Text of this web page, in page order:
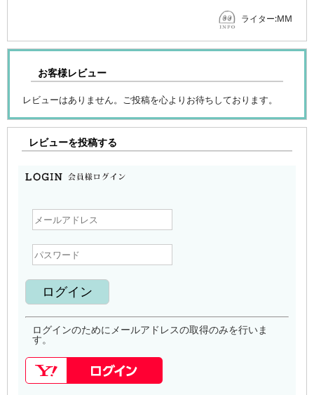
ライター:MM
お客様レビュー
レビューはありません。ご投稿を心よりお待ちしております。
レビューを投稿する
ログインのためにメールアドレスの取得のみを行いま
す。